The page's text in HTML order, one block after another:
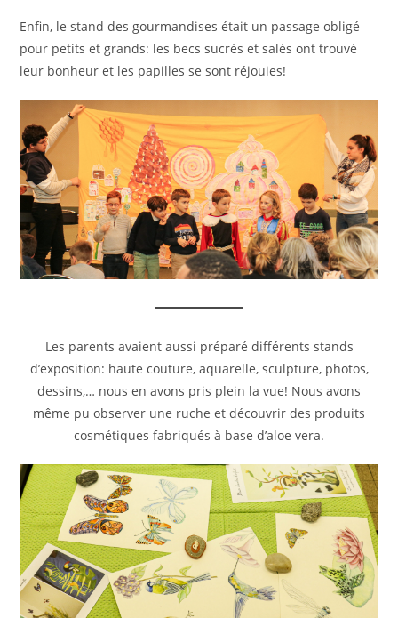
Enfin, le stand des gourmandises était un passage obligé
pour petits et grands: les becs sucrés et salés ont trouvé
leur bonheur et les papilles se sont réjouies!
Les parents avaient aussi préparé différents stands
d’exposition: haute couture, aquarelle, sculpture, photos,
dessins,… nous en avons pris plein la vue! Nous avons
même pu observer une ruche et découvrir des produits
cosmétiques fabriqués à base d’aloe vera.